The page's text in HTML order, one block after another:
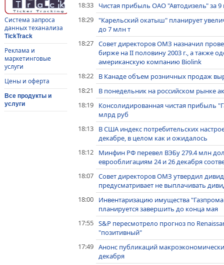
Система запроса
данных теханализа
TickTrack
Реклама и
маркетинговые
услуги
Цены и оферта
Все продукты и
услуги
18:33
Чистая прибыль ОАО "Автодизель" за
18:29 "Карельский окатыш" планирует
до 7 млн т
18:27 Совет директоров ОМЗ назначил
бирже на II половину 2003 г., а также
американскую компанию Biolink
18:22
В Канаде объем розничных продаж
18:21
В понедельник на российском рынке
18:19
Консолидированная чистая прибыль
млрд руб
18:13
В США индекс потребительских
декабре, в целом как и ожидалось
18:12
Минфин РФ перевел ВЭБу 279.4 млн
еврооблигациям 24 и 26 декабря
18:07 Совет директоров ОМЗ утвердил
предусматривает не выплачивать
18:00
Инвентаризацию имущества
планируется завершить до конца мая
17:55 S&P пересмотрело прогноз по
"позитивный"
17:49 Анонс публикаций
декабря